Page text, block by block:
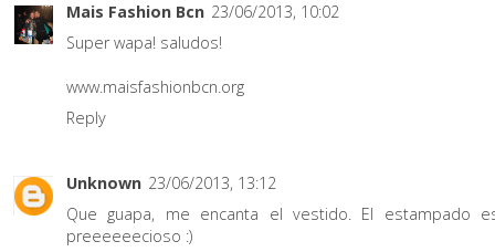
Mais Fashion Bcn 23/06/2013, 10:02
Super wapa! saludos!
www.maisfashionbcn.org
Reply
Unknown 23/06/2013, 13:12
Que guapa, me encanta el vestido. El estampado
preeeeeecioso :)